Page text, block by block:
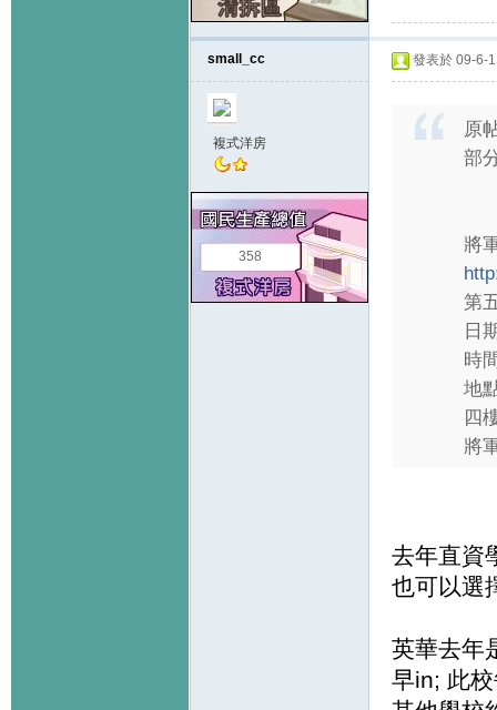
small_cc
複式洋房
358
發表於 09-6-
原
部
將
第
日
時
地
四
將
去年直資
也可以選
英華去年
早in; 此